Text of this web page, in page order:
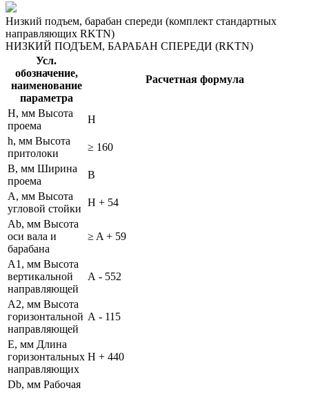
Низкий подъем, барабан спереди (комплект стандартных
направляющих RKTN)
НИЗКИЙ ПОДЪЕМ, БАРАБАН СПЕРЕДИ (RKTN)
Усл.
обозначение,
наименование
параметра
Расчетная формула
H, мм Высота
проема
H
h, мм Высота
притолоки
≥ 160
B, мм Ширина
проема
B
A, мм Высота
угловой стойки
H + 54
Ab, мм Высота
оси вала и
барабана
≥ A + 59
A1, мм Высота
вертикальной
направляющей
А - 552
A2, мм Высота
горизонтальной
направляющей
А - 115
E, мм Длина
горизонтальных
направляющих
Н + 440
Db, мм Рабочая